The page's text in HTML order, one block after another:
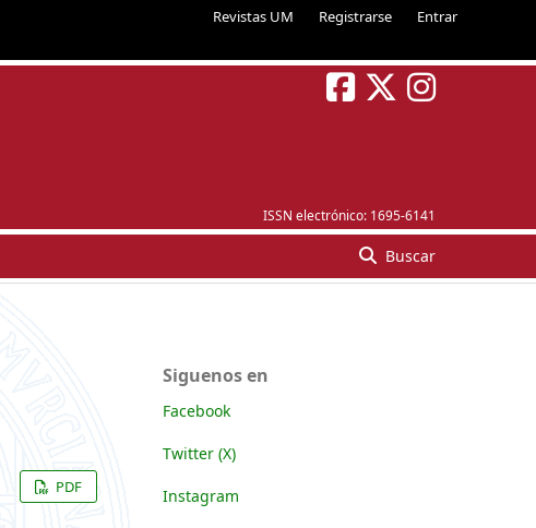
Revistas UM Registrarse Entrar
ISSN electrónico: 1695-6141
Buscar
PDF
Siguenos en
Facebook
Twitter (X)
Instagram